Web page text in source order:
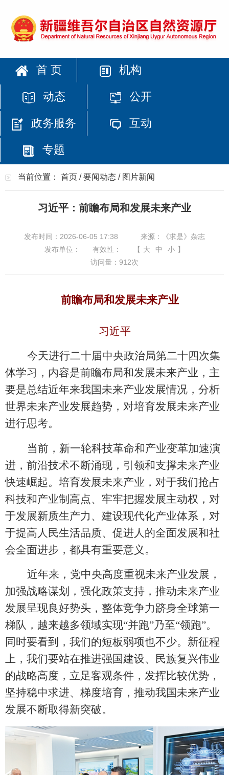
首 页 机构
动态 公开
政务服务 互动
专题
当前位置： 首页 /要闻动态 / 图片新闻
习近平：前瞻布局和发展未来产业
发布时间：2026-06-05 17:38
来源：《求是》杂志
发布单位：
有效性： 【 大 中 小 】
访问量： 912次
前瞻布局和发展未来产业
习近平
今天进行二十届中央政治局第二十四次集
体学习，内容是前瞻布局和发展未来产业，主
要是总结近年来我国未来产业发展情况，分析
世界未来产业发展趋势，对培育发展未来产业
进行思考。
当前，新一轮科技革命和产业变革加速演
进，前沿技术不断涌现，引领和支撑未来产业
快速崛起。培育发展未来产业，对于我们抢占
科技和产业制高点、牢牢把握发展主动权，对
于发展新质生产力、建设现代化产业体系，对
于提高人民生活品质、促进人的全面发展和社
会全面进步，都具有重要意义。
近年来，党中央高度重视未来产业发展，
加强战略谋划，强化政策支持，推动未来产业
发展呈现良好势头，整体竞争力跻身全球第一
梯队，越来越多领域实现“并跑”乃至“领跑”。
同时要看到，我们的短板弱项也不少。新征程
上，我们要站在推进强国建设、民族复兴伟业
的战略高度，立足客观条件，发挥比较优势，
坚持稳中求进、梯度培育，推动我国未来产业
发展不断取得新突破。